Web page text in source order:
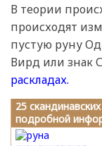
В теории
происходят
пустую руну
Вирд или знак
раскладах.
25
подробной